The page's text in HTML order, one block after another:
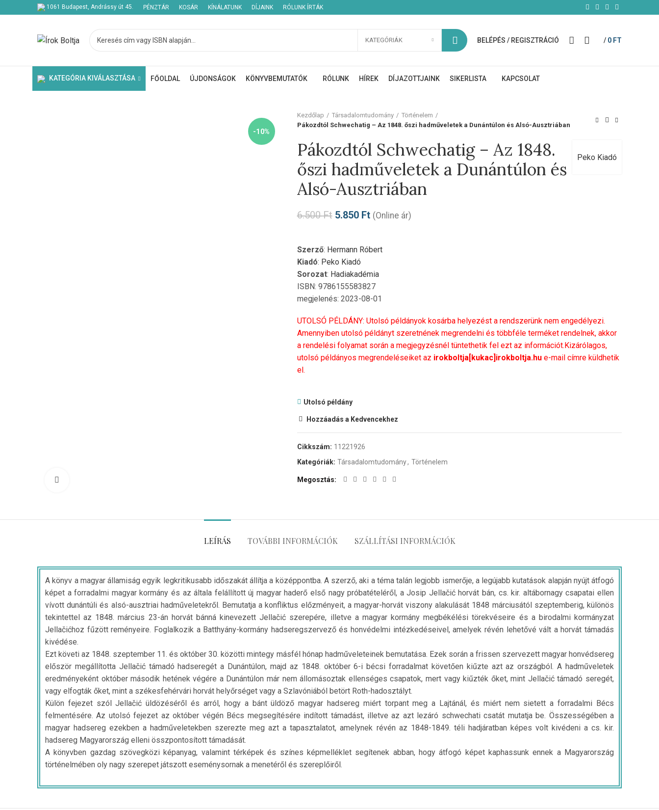
1061 Budapest, Andrássy út 45. PÉNZTÁR KOSÁR KÍNÁLATUNK DÍJAINK RÓLUNK ÍRTÁK
KATEGÓRIÁK BELÉPÉS / REGISZTRÁCIÓ / 0 FT
KATEGÓRIA KIVÁLASZTÁSA FŐOLDAL ÚJDONSÁGOK KÖNYVBEMUTATÓK RÓLUNK HÍREK DÍJAZOTTJAINK SIKERLISTA KAPCSOLAT
-10%
Kezdőlap Társadalomtudomány
Történelem
Pákozdtól Schwechatig – Az 1848. őszi hadműveletek a Dunántúlon és Alsó-Ausztriában
Peko Kiadó
Pákozdtól Schwechatig – Az 1848.
őszi hadműveletek a Dunántúlon és
Alsó-Ausztriában
6.500Ft 5.850 Ft (Online ár)
Szerző: Hermann Róbert
Kiadó: Peko Kiadó
Sorozat: Hadiakadémia
ISBN: 9786155583827
megjelenés: 2023-08-01
UTOLSÓ PÉLDÁNY: Utolsó példányok kosárba helyezést a rendszerünk nem engedélyezi.
Amennyiben utolsó példányt szeretnének megrendelni és többféle terméket rendelnek, akkor
a rendelési folyamat során a megjegyzésnél tüntethetik fel ezt az információt.Kizárólagos,
utolsó példányos megrendeléseiket az irokboltja[kukac]irokboltja.hue-mail címre küldhetik
el.
Utolsó példány
Hozzáadás a Kedvencekhez
Cikkszám: 11221926
Kategóriák: Társadalomtudomány, Történelem
Megosztás
LEÍRÁS TOVÁBBI INFORMÁCIÓK SZÁLLÍTÁSI INFORMÁCIÓK
A könyv a magyar államiság egyik legkritikusabb időszakát állítja a középpontba. A szerző, aki a téma talán legjobb ismerője, a legújabb kutatások alapján nyújt átfogó
képet a forradalmi magyar kormány és az általa felállított új magyar haderő első nagy próbatételéről, a Josip Jellačić horvát bán, cs. kir. altábornagy csapatai ellen
vívott dunántúli és alsó-ausztriai hadműveletekről. Bemutatja a konfliktus előzményeit, a magyar-horvát viszony alakulását 1848 márciusától szeptemberig, különös
tekintettel az 1848. március 23-án horvát bánná kinevezett Jellačić szerepére, illetve a magyar kormány megbékélési törekvéseire és a birodalmi kormányzat
Jellačićhoz fűzött reményeire. Foglalkozik a Batthyány-kormány hadseregszervező és honvédelmi intézkedéseivel, amelyek révén lehetővé vált a horvát támadás
kivédése.
Ezt követi az 1848. szeptember 11. és október 30. közötti mintegy másfél hónap hadműveleteinek bemutatása. Ezek során a frissen szervezett magyar honvédsereg
először megállította Jellačić támadó hadseregét a Dunántúlon, majd az 1848. október 6-i bécsi forradalmat követően kiűzte azt az országból. A hadműveletek
eredményeként október második hetének végére a Dunántúlon már nem állomásoztak ellenséges csapatok, mert vagy kiűzték őket, mint Jellačić támadó seregét,
vagy elfogták őket, mint a székesfehérvári horvát helyőrséget vagy a Szlavóniából betört Roth-hadosztályt.
Külön fejezet szól Jellačić üldözéséről és arról, hogy a bánt üldöző magyar hadsereg miért torpant meg a Lajtánál, és miért nem sietett a forradalmi Bécs
felmentésére. Az utolsó fejezet az október végén Bécs megsegítésére indított támadást, illetve az azt lezáró schwechati csatát mutatja be. Összességében a
magyar hadsereg ezekben a hadműveletekben szerezte meg azt a tapasztalatot, amelynek révén az 1848-1849. téli hadjáratban képes volt kivédeni a cs. kir.
hadsereg Magyarország elleni összpontosított támadását.
A könyvben gazdag szövegközi képanyag, valamint térképek és színes képmelléklet segítenek abban, hogy átfogó képet kaphassunk ennek a Magyarország
történelmében oly nagy szerepet játszott eseménysornak a menetéről és szereplőiről.
Kezdje el gépelni a keresett bejegyzések megtekintéséhez.